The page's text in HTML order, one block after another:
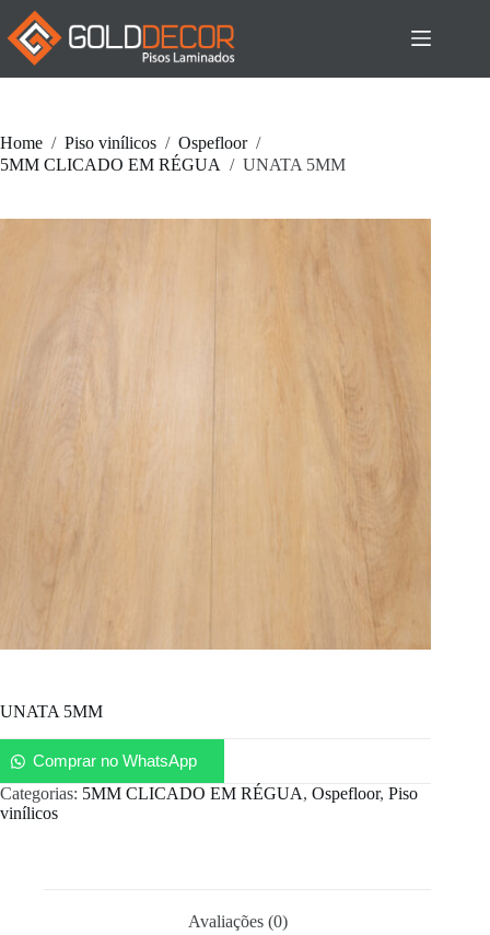
Pular
para
conteúdo
Home / Piso vinílicos / Ospefloor /
5MM CLICADO EM RÉGUA / UNATA 5MM
UNATA 5MM
Comprar no WhatsApp
Categorias: 5MM CLICADO EM RÉGUA, Ospefloor, Piso
vinílicos
Avaliações (0)